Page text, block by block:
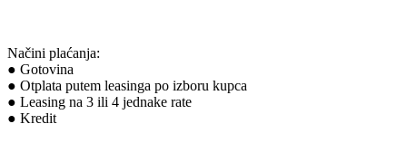
Načini plaćanja:
● Gotovina
● Otplata putem leasinga po izboru kupca
● Leasing na 3 ili 4 jednake rate
● Kredit